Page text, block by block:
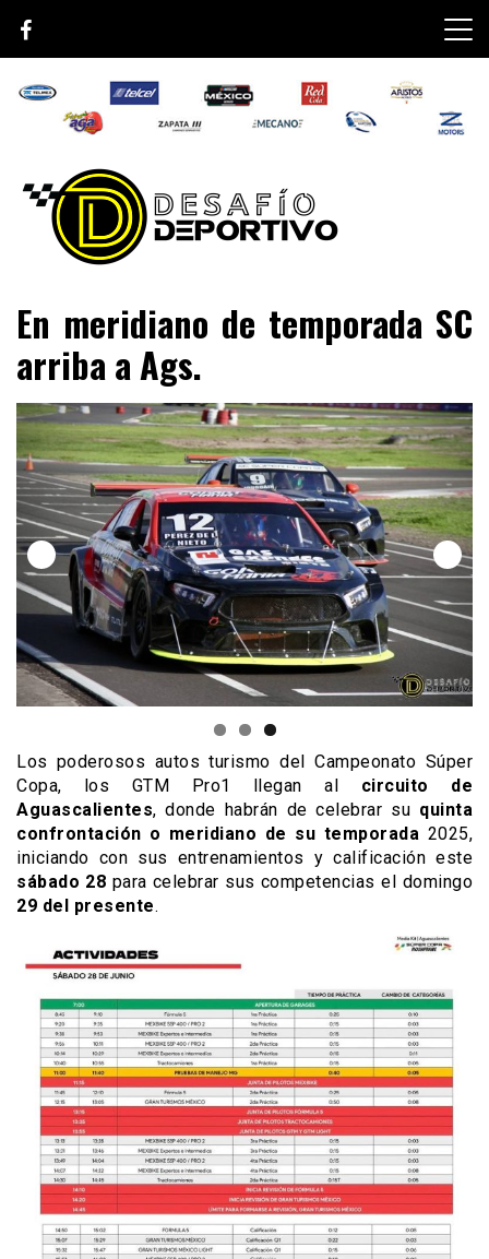
content
Desafío Deportivo
En meridiano de temporada SC
arriba a Ags.
Los poderosos autos turismo del Campeonato Súper
Copa, los GTM Pro1 llegan al circuito de
Aguascalientes, donde habrán de celebrar su quinta
confrontación o meridiano de su temporada 2025,
iniciando con sus entrenamientos y calificación este
sábado 28 para celebrar sus competencias el domingo
29 del presente.